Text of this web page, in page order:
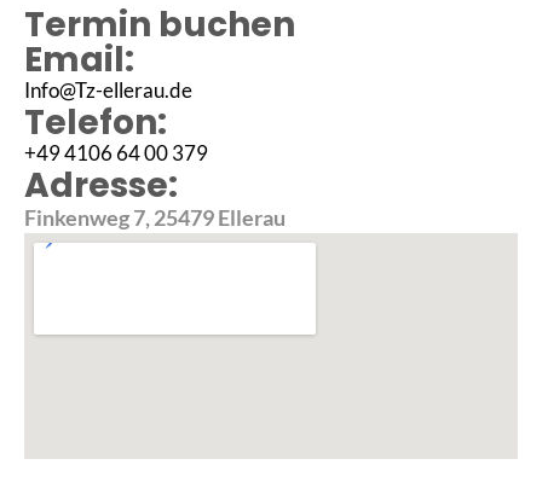
Termin buchen
Email:
Info@Tz-ellerau.de
Telefon:
+49 4106 64 00 379
Adresse:
Finkenweg 7, 25479 Ellerau